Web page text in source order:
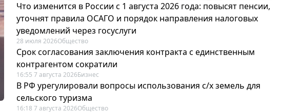
Что изменится в России с 1 августа 2026 года: повысят пенсии,
уточнят правила ОСАГО и порядок направления налоговых
уведомлений через госуслуги
28 июля 2026Общество
Срок согласования заключения контракта с единственным
контрагентом сократили
16:55 7 августа 2026Бизнес
В РФ урегулировали вопросы использования с/х земель для
сельского туризма
16:18 7 августа 2026Общество